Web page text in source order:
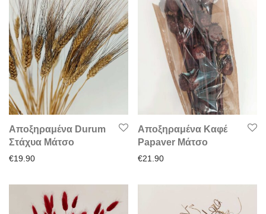
Αποξηραμένα Durum
Στάχυα Μάτσο
€19.90
Αποξηραμένα Καφέ
Papaver Μάτσο
€21.90